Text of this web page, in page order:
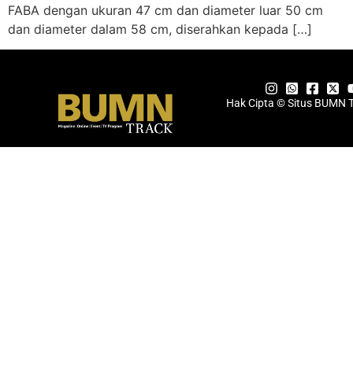
FABA dengan ukuran 47 cm dan diameter luar 50 cm
dan diameter dalam 58 cm, diserahkan kepada […]
Hak Cipta © Situs BUMN